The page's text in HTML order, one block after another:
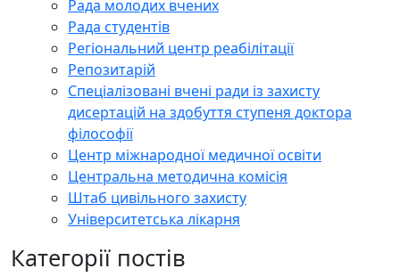
Рада молодих вчених
Рада студентів
Регіональний центр реабілітації
Репозитарій
Спеціалізовані вчені ради із захисту
дисертацій на здобуття ступеня доктора
філософії
Центр міжнародної медичної освіти
Центральна методична комісія
Штаб цивільного захисту
Університетська лікарня
Категорії постів